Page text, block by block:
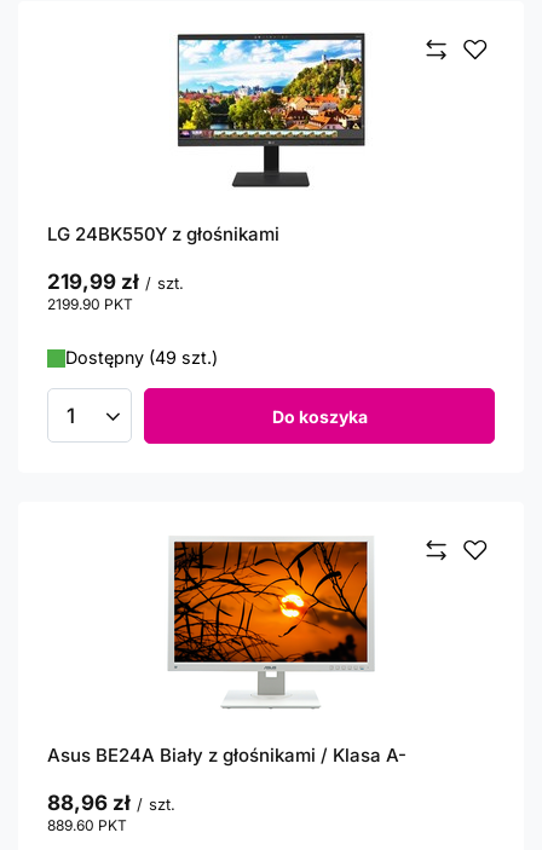
LG 24BK550Y z głośnikami
219,99 zł / szt.
2199.90 PKT
Dostępny (49 szt.)
Ilość produktów Do koszyka
Asus BE24A Biały z głośnikami / Klasa A-
88,96 zł / szt.
889.60 PKT